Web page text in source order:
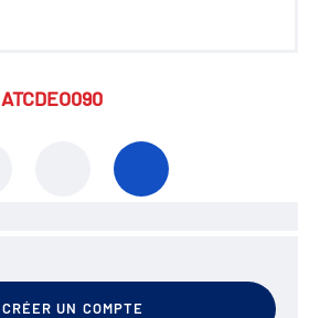
ATCDEO090
CRÉER UN COMPTE